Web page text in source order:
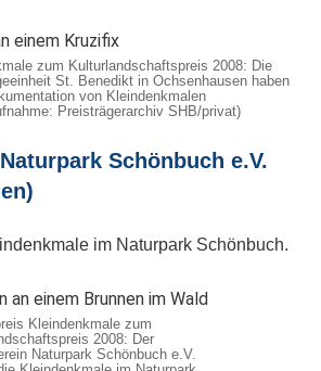
zum Kulturlandschaftspreis 2008: Die
St. Benedikt in Ochsenhausen haben
von Kleindenkmalen
Preisträgerarchiv SHB/privat)
Schönbuch e.V.
im Naturpark Schönbuch.
Kleindenkmale zum
2008: Der
Naturpark Schönbuch e.V.